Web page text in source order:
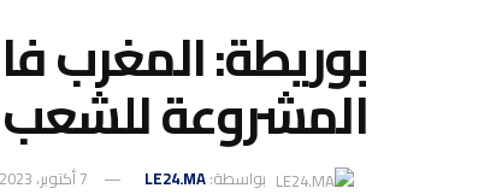
بوريطة: المغرب
المشروعة
بواسطة:LE24.MA 7 أكتوبر، 2023